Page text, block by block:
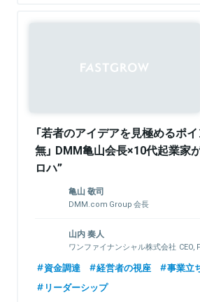
関連情報をみる
「若者のアイデアを見極めるポ
無」 DMM亀山会長×10代起業家
ロハ”
亀山 敬司
DMM.com Group 会長
業家人生をスタート。 喫茶店など様々な
代後半レンタルビデオ店を開業。 1999年
ディアマートを設立（現：DMM.com）。現
ープの会長として、動画配信、オンライ
FX、ソーラーパネル、3Dプリンター、さ
山内 奏人
ワンファイナンシャル株式会社 CEO,
2001年に東京で生まれる。6歳のときに父
い、10歳から独学でプログラミングを始
高生国際Rubyプログラミングコンテスト
資金調達 経営者の視座
事業立
リーダーシップ